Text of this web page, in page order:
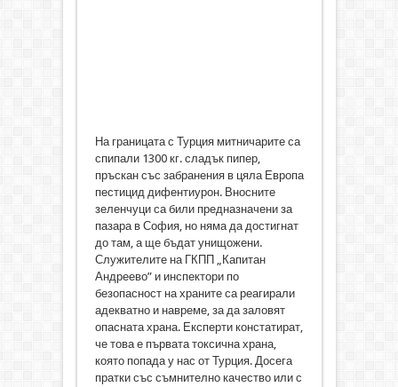
На границата с Турция митничарите са
спипали 1300 кг. сладък пипер,
пръскан със забранения в цяла Европа
пестицид дифентиурон. Вносните
зеленчуци са били предназначени за
пазара в София, но няма да достигнат
до там, а ще бъдат унищожени.
Служителите на ГКПП „Капитан
Андреево” и инспектори по
безопасност на храните са реагирали
адекватно и навреме, за да заловят
опасната храна. Експерти констатират,
че това е първата токсична храна,
която попада у нас от Турция. Досега
пратки със съмнително качество или с